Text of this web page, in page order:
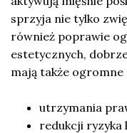
sprzyja nie tylko
również poprawie
estetycznych,
mają także ogromne
utrzymania
redukcji ryzyka